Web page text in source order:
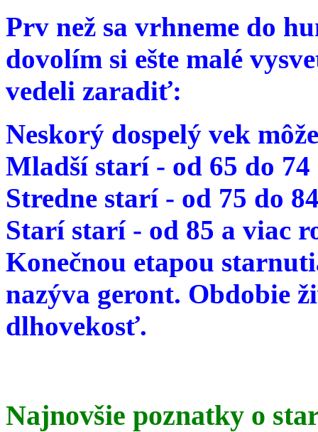
Prv než sa vrhneme do
dovolím si ešte malé
vedeli zaradiť:
Neskorý dospelý vek
Mladší starí - od 65 do
Stredne starí - od 75 do
Starí starí - od 85 a viac
Konečnou etapou
nazýva geront. Obdobie
dlhovekosť.
Najnovšie poznatky o